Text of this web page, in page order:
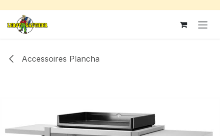
Se rendre au contenu
Accessoires Plancha